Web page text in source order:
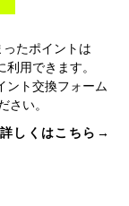
たポイントは
用できます。
ント交換フォーム
さい。
詳しくはこちら→